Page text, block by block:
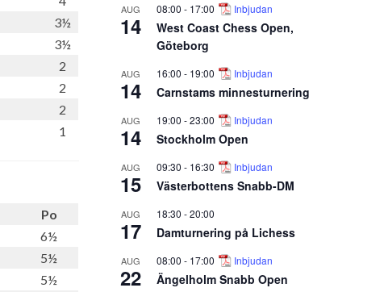
3½
3½
2
2
2
1
Po
6½
5½
5½
AUG
14
08:00 - 17:00 Inbjudan
West Coast Chess Open,
Göteborg
AUG
14
16:00 - 19:00 Inbjudan
Carnstams minnesturnering
AUG
14
19:00 -23:00 Inbjudan
Stockholm Open
AUG
15
09:30 - 16:30 Inbjudan
Västerbottens Snabb-DM
AUG
17
18:30 -20:00
Damturnering på Lichess
AUG
22
08:00 - 17:00 Inbjudan
Ängelholm Snabb Open